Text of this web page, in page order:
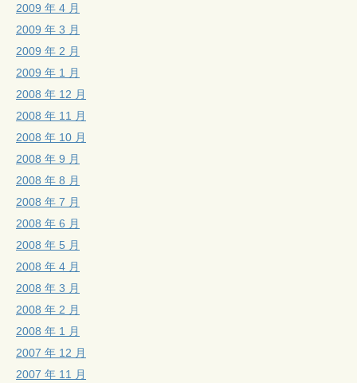
2009 年 4 月
2009 年 3 月
2009 年 2 月
2009 年 1 月
2008 年 12 月
2008 年 11 月
2008 年 10 月
2008 年 9 月
2008 年 8 月
2008 年 7 月
2008 年 6 月
2008 年 5 月
2008 年 4 月
2008 年 3 月
2008 年 2 月
2008 年 1 月
2007 年 12 月
2007 年 11 月